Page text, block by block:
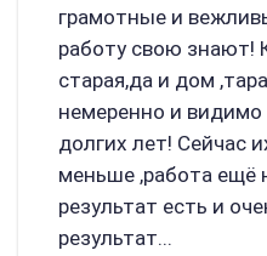
грамотные и
работу свою знают!
старая,да и дом
немеренно и
долгих лет! Сейчас
меньше ,работа ещё
результат есть и
результат...